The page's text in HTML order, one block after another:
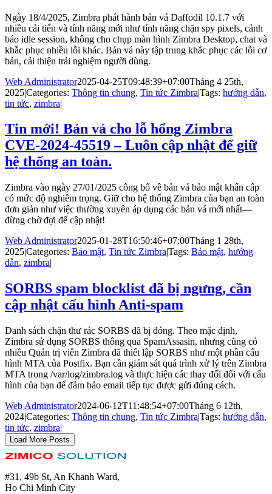
Ngày 18/4/2025, Zimbra phát hành bản vá Daffodil 10.1.7 với
nhiều cải tiến và tính năng mới như tính năng chặn spy pixels, cảnh
báo idle session, không cho chụp màn hình Zimbra Desktop, chat và
khắc phục nhiều lỗi khác. Bản vá này tập trung khắc phục các lỗi cơ
bản, cải thiện trải nghiệm người dùng.
Web Administrator2025-04-25T09:48:39+07:00Tháng 4 25th,
2025|Categories: Thông tin chung, Tin tức Zimbra|Tags: hướng dẫn,
tin tức, zimbra|
Tin mới! Bản vá cho lỗ hổng Zimbra
CVE-2024-45519 – Luôn cập nhật để giữ
hệ thống an toàn.
Zimbra vào ngày 27/01/2025 công bố về bản vá bảo mật khẩn cấp
có mức độ nghiêm trọng. Giữ cho hệ thống Zimbra của bạn an toàn
đơn giản như việc thường xuyên áp dụng các bản vá mới nhất—
đừng chờ đợi để cập nhật!
Web Administrator2025-01-28T16:50:46+07:00Tháng 1 28th,
2025|Categories: Bảo mật, Tin tức Zimbra|Tags: Bảo mật, hướng
dẫn, zimbra|
SORBS spam blocklist đã bị ngưng, cần
cập nhật cấu hình Anti-spam
Danh sách chặn thư rác SORBS đã bị đóng. Theo mặc định,
Zimbra sử dụng SORBS thông qua SpamAssasin, nhưng cũng có
nhiều Quản trị viên Zimbra đã thiết lập SORBS như một phần cấu
hình MTA của Postfix. Bạn cần giám sát quá trình xử lý trên Zimbra
MTA trong /var/log/zimbra.log và thực hiện các thay đổi đối với cấu
hình của bạn để đảm bảo email tiếp tục được gửi đúng cách.
Web Administrator2024-06-12T11:48:54+07:00Tháng 6 12th,
2024|Categories: Thông tin chung, Tin tức Zimbra|Tags: hướng dẫn,
tin tức, zimbra|
Load More Posts
#31, 49b St, An Khanh Ward,
Ho Chi Minh City